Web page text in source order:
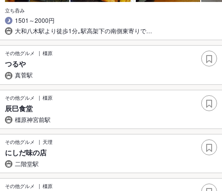
立ち呑み
1501～2000円
大和八木駅より徒歩1分｡駅高架下の南側東寄りで…
その他グルメ 橿原
つるや
真菅駅
その他グルメ 橿原
辰巳食堂
橿原神宮前駅
その他グルメ 天理
にしだ味の店
二階堂駅
その他グルメ 橿原